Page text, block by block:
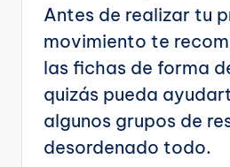
Antes de realizar tu
movimiento te
las fichas de forma
quizás pueda
algunos grupos de
desordenado todo.